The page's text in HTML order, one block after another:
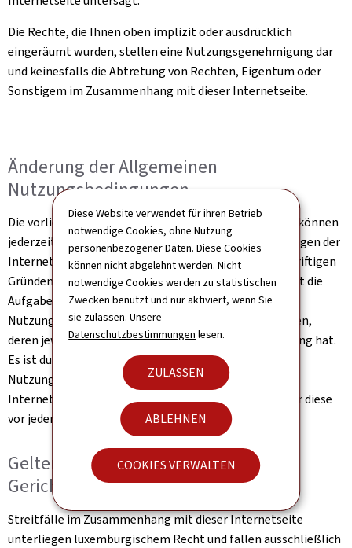
Diese Website verwendet für ihren Betrieb
notwendige Cookies, ohne Nutzung
personenbezogener Daten. Diese Cookies
können nicht abgelehnt werden. Nicht
notwendige Cookies werden zu statistischen
Zwecken benutzt und nur aktiviert, wenn Sie
sie zulassen. Unsere
Datenschutzbestimmungen lesen.
ZULASSEN
ABLEHNEN
COOKIES VERWALTEN
Die Rechte, die Ihnen oben implizit oder ausdrücklich
eingeräumt wurden, stellen eine Nutzungsgenehmigung dar
und keinesfalls die Abtretung von Rechten, Eigentum oder
Sonstigem im Zusammenhang mit dieser Internetseite.
Änderung der Allgemeinen
Nutzungsbedingungen
Die vorliegenden Allgemeinen Nutzungsbedingungen können
jederzeit und ohne Ankündigung aufgrund von Änderungen der
Internetseite, der Gesetzgebung oder aus sonstigen triftigen
Gründen Änderungen oder Ergänzungen erfahren. Es ist die
Aufgabe des Nutzers, sich über die Allgemeinen
Nutzungsbedingungen der Internetseite zu informieren,
deren jeweils aktualisierte Online-Version allein Geltung hat.
Es ist durchaus möglich, dass die Allgemeinen
Nutzungsbedingungen zwischen zwei Nutzungen der
Internetseite geändert werden. Daher muss der Nutzer diese
vor jeder neuen Nutzung genau lesen.
Geltendes Recht und zuständige
Gerichtsbarkeit
Streitfälle im Zusammenhang mit dieser Internetseite
unterliegen luxemburgischem Recht und fallen ausschließlich